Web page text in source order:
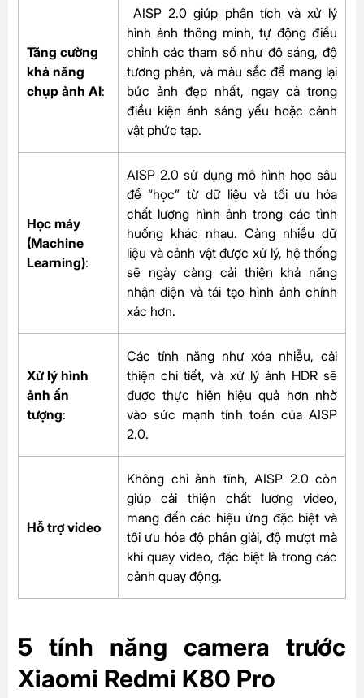
Tăng cường
khả năng
chụp ảnh AI:
AISP 2.0 giúp phân tích và xử lý
hình ảnh thông minh, tự động điều
chỉnh các tham số như độ sáng, độ
tương phản, và màu sắc để mang lại
bức ảnh đẹp nhất, ngay cả trong
điều kiện ánh sáng yếu hoặc cảnh
vật phức tạp.
Học máy
(Machine
Learning):
AISP 2.0 sử dụng mô hình học sâu
để “học” từ dữ liệu và tối ưu hóa
chất lượng hình ảnh trong các tình
huống khác nhau. Càng nhiều dữ
liệu và cảnh vật được xử lý, hệ thống
sẽ ngày càng cải thiện khả năng
nhận diện và tái tạo hình ảnh chính
xác hơn.
Xử lý hình
ảnh ấn
tượng:
Các tính năng như xóa nhiễu, cải
thiện chi tiết, và xử lý ảnh HDR sẽ
được thực hiện hiệu quả hơn nhờ
vào sức mạnh tính toán của AISP
2.0.
Hỗ trợ video
Không chỉ ảnh tĩnh, AISP 2.0 còn
giúp cải thiện chất lượng video,
mang đến các hiệu ứng đặc biệt và
tối ưu hóa độ phân giải, độ mượt mà
khi quay video, đặc biệt là trong các
cảnh quay động.
5 tính năng camera trước
Xiaomi Redmi K80 Pro